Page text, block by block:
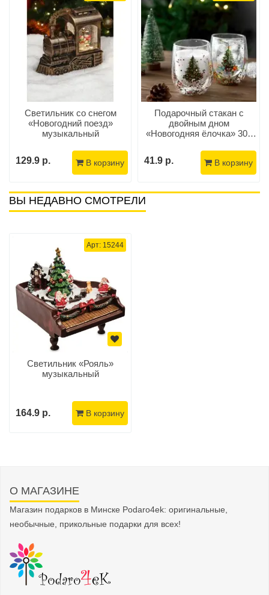
Светильник со снегом
«Новогодний поезд»
музыкальный
129.9 р. В корзину
Подарочный стакан с
двойным дном
«Новогодняя ёлочка» 300
41.9 р.
В корзину
ВЫ НЕДАВНО СМОТРЕЛИ
Арт: 15244
Светильник «Рояль»
музыкальный
164.9 р. В корзину
О МАГАЗИНЕ
Магазин подарков в Минске Podaro4ek: оригинальные,
необычные, прикольные подарки для всех!